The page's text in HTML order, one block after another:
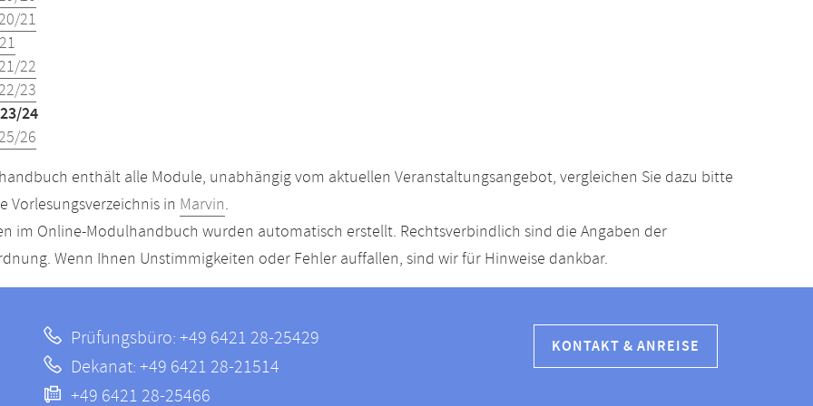
21
22
23
24
26
enthält alle Module, unabhängig vom aktuellen Veranstaltungsangebot, vergleichen Sie dazu bitte
Vorlesungsverzeichnis in Marvin.
im Online-Modulhandbuch wurden automatisch erstellt. Rechtsverbindlich sind die Angaben der
Wenn Ihnen Unstimmigkeiten oder Fehler auffallen, sind wir für Hinweise dankbar.
Prüfungsbüro: +49 6421 28-25429
Dekanat: +49 6421 28-21514
+49 6421 28-25466
KONTAKT & ANREISE